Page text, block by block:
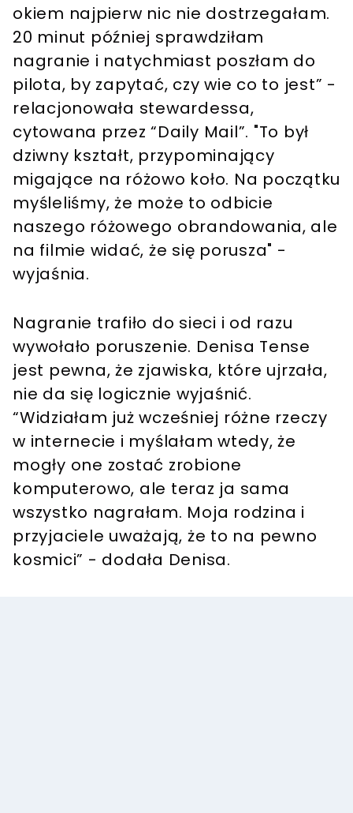
okiem najpierw nic nie dostrzegałam.
20 minut później sprawdziłam
nagranie i natychmiast poszłam do
pilota, by zapytać, czy wie co to jest” -
relacjonowała stewardessa,
cytowana przez “Daily Mail”. "To był
dziwny kształt, przypominający
migające na różowo koło. Na początku
myśleliśmy, że może to odbicie
naszego różowego obrandowania, ale
na filmie widać, że się porusza" -
wyjaśnia.
Nagranie trafiło do sieci i od razu
wywołało poruszenie. Denisa Tense
jest pewna, że zjawiska, które ujrzała,
nie da się logicznie wyjaśnić.
“Widziałam już wcześniej różne rzeczy
w internecie i myślałam wtedy, że
mogły one zostać zrobione
komputerowo, ale teraz ja sama
wszystko nagrałam. Moja rodzina i
przyjaciele uważają, że to na pewno
kosmici” - dodała Denisa.